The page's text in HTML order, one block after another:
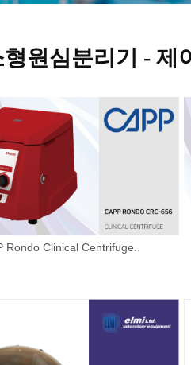
원심분리기 - 제
Rondo Clinical Centrifuge..